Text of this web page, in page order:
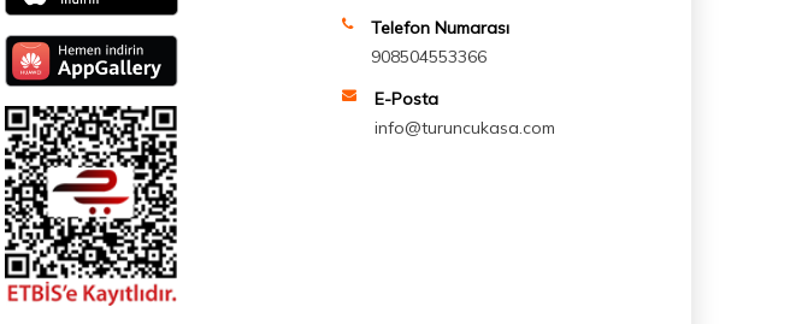
Telefon Numarası
908504553366
E-Posta
info@turuncukasa.com